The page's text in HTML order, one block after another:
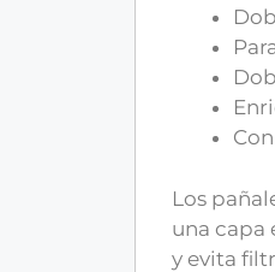
Los
una capa
y evita